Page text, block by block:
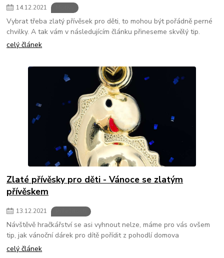
14.12.2021
Vybrat třeba zlatý přívěsek pro děti, to mohou být pořádně perné
chvilky. A tak vám v následujícím článku přineseme skvělý tip.
celý článek
Zlaté přívěsky pro děti - Vánoce se zlatým
přívěskem
13.12.2021
Návštěvě hračkářství se asi vyhnout nelze, máme pro vás ovšem
tip, jak vánoční dárek pro dítě pořídit z pohodlí domova
celý článek